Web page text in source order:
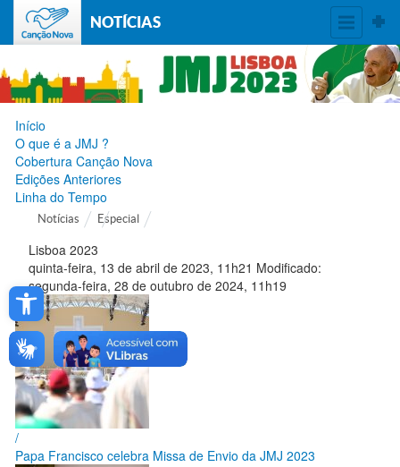
Open toolbar
NOTÍCIAS
Início
O que é a JMJ ?
Cobertura Canção Nova
Edições Anteriores
Linha do Tempo
Notícias Especial
Lisboa 2023
quinta-feira, 13 deabril de2023, 11h21 Modificado:
segunda-feira, 28 de outubro de 2024, 11h19
/
Papa Francisco celebra Missa de Envio da JMJ 2023